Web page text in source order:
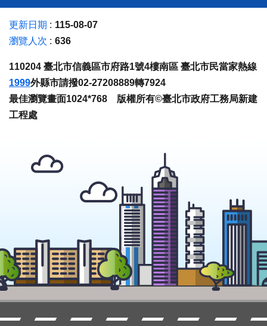
更新日期
115-08-07
瀏覽人次
636
110204 臺北市信義區市府路1號4樓南區 臺北市民當家熱線
1999外縣市請撥02-27208889轉7924
最佳瀏覽畫面1024*768 版權所有©臺北市政府工務局新建
工程處